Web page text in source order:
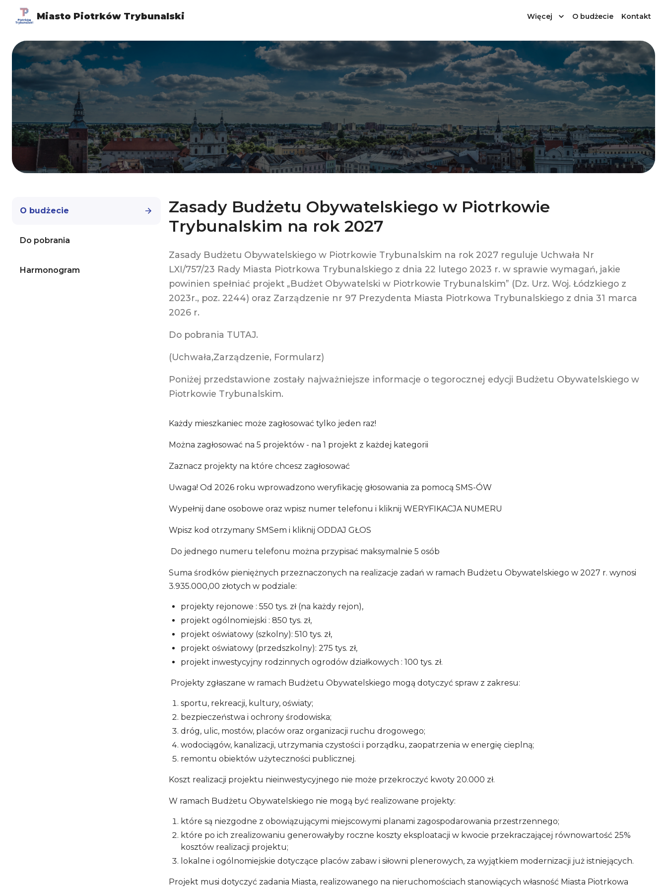
Miasto Piotrków Trybunalski Więcej O budżecie Kontakt
O budżecie
Do pobrania
Harmonogram
Zasady Budżetu Obywatelskiego w Piotrkowie
Trybunalskim na rok 2027
Zasady Budżetu Obywatelskiego w Piotrkowie Trybunalskim na rok 2027 reguluje Uchwała Nr
LXI/757/23 Rady Miasta Piotrkowa Trybunalskiego z dnia 22 lutego 2023 r. w sprawie wymagań, jakie
powinien spełniać projekt „Budżet Obywatelski w Piotrkowie Trybunalskim” (Dz. Urz. Woj. Łódzkiego z
2023r., poz. 2244) oraz Zarządzenie nr 97 Prezydenta Miasta Piotrkowa Trybunalskiego z dnia 31 marca
2026 r.
Do pobrania TUTAJ.
(Uchwała,Zarządzenie, Formularz)
Poniżej przedstawione zostały najważniejsze informacje o tegorocznej edycji Budżetu Obywatelskiego w
Piotrkowie Trybunalskim.
Każdy mieszkaniec może zagłosować tylko jeden raz!
Można zagłosować na 5 projektów - na 1 projekt z każdej kategorii
Zaznacz projekty na które chcesz zagłosować
Uwaga! Od 2026 roku wprowadzono weryfikację głosowania za pomocą SMS-ÓW
Wypełnij dane osobowe oraz wpisz numer telefonu i kliknij WERYFIKACJA NUMERU
Wpisz kod otrzymany SMSem i kliknij ODDAJ GŁOS
Do jednego numeru telefonu można przypisać maksymalnie 5 osób
Suma środków pieniężnych przeznaczonych na realizacje zadań w ramach Budżetu Obywatelskiego w 2027 r. wynosi
3.935.000,00 złotych w podziale:
projekty rejonowe : 550 tys. zł (na każdy rejon),
projekt ogólnomiejski : 850 tys. zł,
projekt oświatowy (szkolny): 510 tys. zł,
projekt oświatowy (przedszkolny): 275 tys. zł,
projekt inwestycyjny rodzinnych ogrodów działkowych : 100 tys. zł.
Projekty zgłaszane w ramach Budżetu Obywatelskiego mogą dotyczyć spraw z zakresu:
sportu, rekreacji, kultury, oświaty;
bezpieczeństwa i ochrony środowiska;
dróg, ulic, mostów, placów oraz organizacji ruchu drogowego;
wodociągów, kanalizacji, utrzymania czystości i porządku, zaopatrzenia w energię cieplną;
remontu obiektów użyteczności publicznej.
Koszt realizacji projektu nieinwestycyjnego nie może przekroczyć kwoty 20.000 zł.
W ramach Budżetu Obywatelskiego nie mogą być realizowane projekty:
które są niezgodne z obowiązującymi miejscowymi planami zagospodarowania przestrzennego;
które po ich zrealizowaniu generowałyby roczne koszty eksploatacji w kwocie przekraczającej równowartość 25%
kosztów realizacji projektu;
lokalne i ogólnomiejskie dotyczące placów zabaw i siłowni plenerowych, za wyjątkiem modernizacji już istniejących.
Projekt musi dotyczyć zadania Miasta, realizowanego na nieruchomościach stanowiących własność Miasta Piotrkowa